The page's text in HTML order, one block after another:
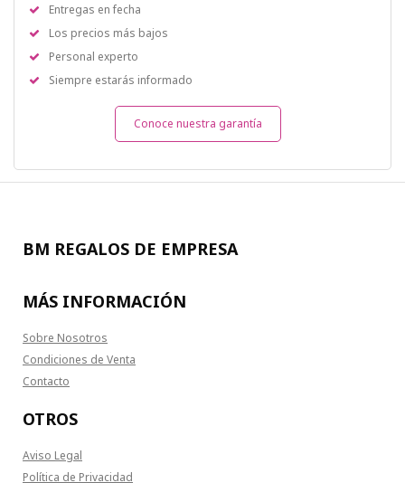
Entregas en fecha
Los precios más bajos
Personal experto
Siempre estarás informado
Conoce nuestra garantía
BM REGALOS DE EMPRESA
MÁS INFORMACIÓN
Sobre Nosotros
Condiciones de Venta
Contacto
OTROS
Aviso Legal
Política de Privacidad